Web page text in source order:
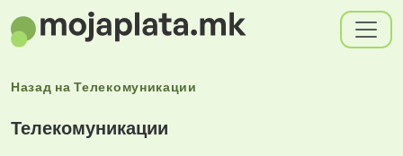
Назад наТелекомуникации
Телекомуникации